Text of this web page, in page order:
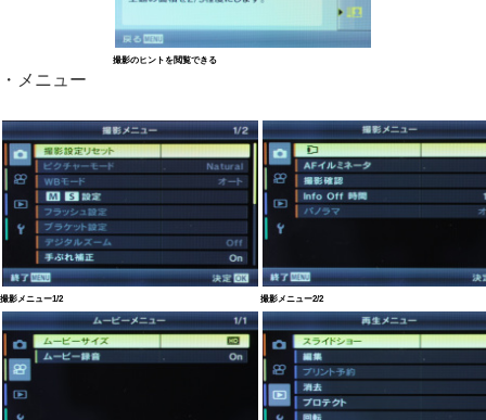
撮影のヒントを閲覧できる
・メニュー
撮影メニュー1/2 撮影メニュー2/2